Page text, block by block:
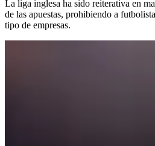
La liga inglesa ha sido reiterativa en
de las apuestas, prohibiendo a
tipo de empresas.